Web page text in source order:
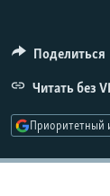
Поделиться
Читать без
Приоритетный